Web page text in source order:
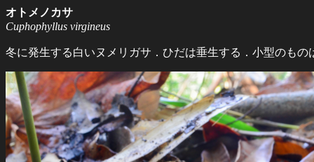
オトメノカサ
Cuphophyllus virgineus
冬に発生する白いヌメリガサ．ひだは垂生する．小型のも